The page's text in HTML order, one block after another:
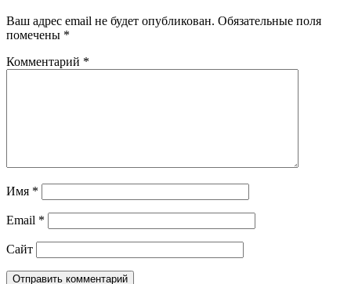
Ваш адрес email не будет опубликован. Обязательные поля
помечены *
Комментарий *
Имя *
Email *
Сайт